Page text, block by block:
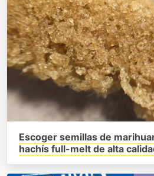
Escoger semillas de
hachís full-melt de alta